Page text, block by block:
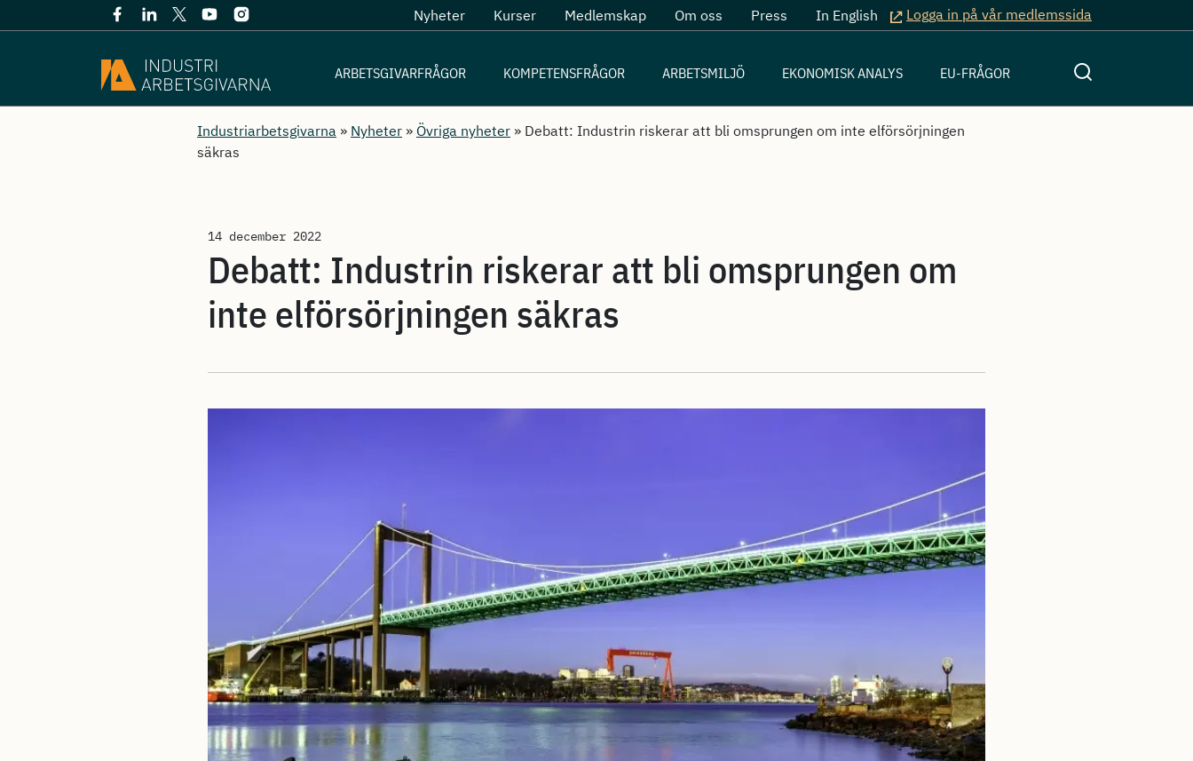
Nyheter Kurser Medlemskap Om oss Press In English Logga in på vår medlemssida
ARBETSGIVARFRÅGOR KOMPETENSFRÅGOR ARBETSMILJÖ EKONOMISK ANALYS EU-FRÅGOR
Industriarbetsgivarna » Nyheter » Övriga nyheter » Debatt: Industrin riskerar att bli omsprungen om inte elförsörjningen
säkras
14 december 2022
Debatt: Industrin riskerar att bli omsprungen om
inte elförsörjningen säkras